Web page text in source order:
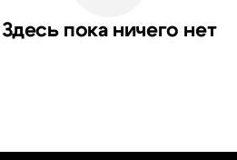
Здесь пока ничего нет